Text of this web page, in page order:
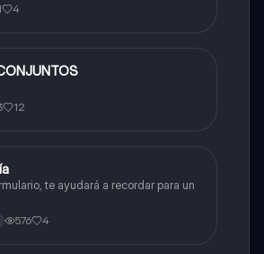
4
12
te ayudará a recordar para un
576 4